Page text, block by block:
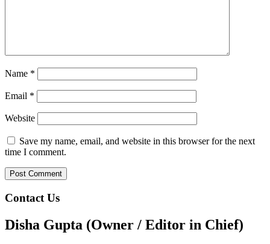
Name *
Email *
Website
Save my name, email, and website in this browser for the next
time I comment.
Contact Us
Disha Gupta (Owner / Editor in Chief)